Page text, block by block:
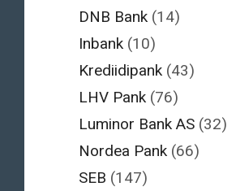
DNB Bank (14)
Inbank (10)
Krediidipank (43)
LHV Pank (76)
Luminor Bank AS (32)
Nordea Pank (66)
SEB (147)